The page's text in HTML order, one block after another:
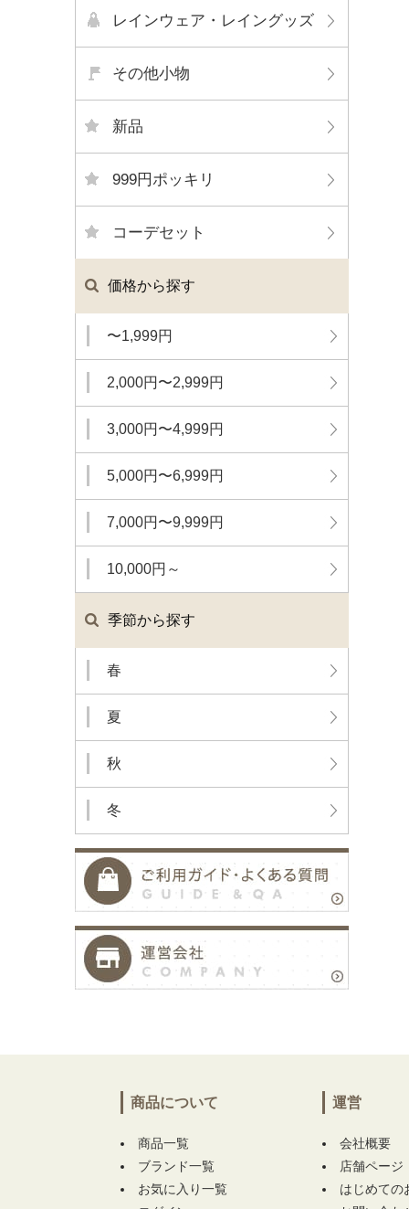
レインウェア・レイングッズ
その他小物
新品
999円ポッキリ
コーデセット
価格から探す
〜1,999円
2,000円〜2,999円
3,000円〜4,999円
5,000円〜6,999円
7,000円〜9,999円
10,000円～
季節から探す
春
夏
秋
冬
商品について
商品一覧
ブランド一覧
お気に入り一覧
運営
会社概要
店舗ページ
はじめての